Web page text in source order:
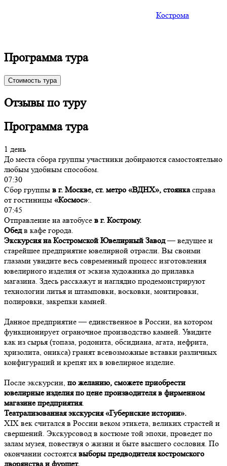
Кострома
Программа тура
Стоимость тура
Отзывы по туру
Программа тура
1 день
До места сбора группы участники добираются самостоятельно
любым удобным способом.
07:30
Сбор группы в г. Москве, ст. метро «ВДНХ», стоянкасправа
от гостиницы «Космос»:.
07:45
Отправление на автобусе в г. Кострому.
Обедв кафе города.
Экскурсия на Костромской Ювелирный Завод— ведущее и
старейшее предприятие ювелирной отрасли. Вы своими
глазами увидите весь современный процесс изготовления
ювелирного изделия от эскиза художника до прилавка
магазина. Здесь расскажут и наглядно продемонстрируют
технологии литья и штамповки, восковки, монтировки,
полировки, закрепки камней.
Данное предприятие — единственное в России, на котором
функционирует ограночное производство камней. Увидите
как из сырья (топаза, родонита, обсидиана, агата, нефрита,
хризолита, оникса) гранят всевозможные вставки различных
конфигураций и крепят их в ювелирное изделие.
После экскурсии, по желанию, сможете приобрести
ювелирные изделия по цене производителя в фирменном
магазине предприятия.
Театрализованная экскурсия «Губернские истории».
XIX век считался в России веком этикета, великих страстей и
свершений. Экскурсовод в костюме той эпохи, проведет по
залам музея, повествуя о жизни и быте высшего сословия. По
окончании состоятся выборы предводителя костромского
дворянства и фуршет.